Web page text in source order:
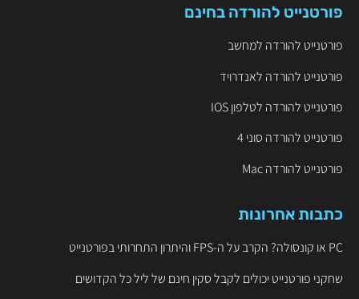
פורטנייט להורדה בחינם
פורטנייט להורדה למחשב
פורטנייט להורדה לאנדרויד
פורטנייט להורדה לטלפון IOS
פורטנייט להורדה סוני 4
פורטנייט להורדה Mac
כתבות אחרונות
PC או קונסולה? הקרב על ה-FPS והיתרון התחרותי בפורטנייט
שחקני פורטנייט יכולים לקבל סקין חינם של ליל כל הקדושים